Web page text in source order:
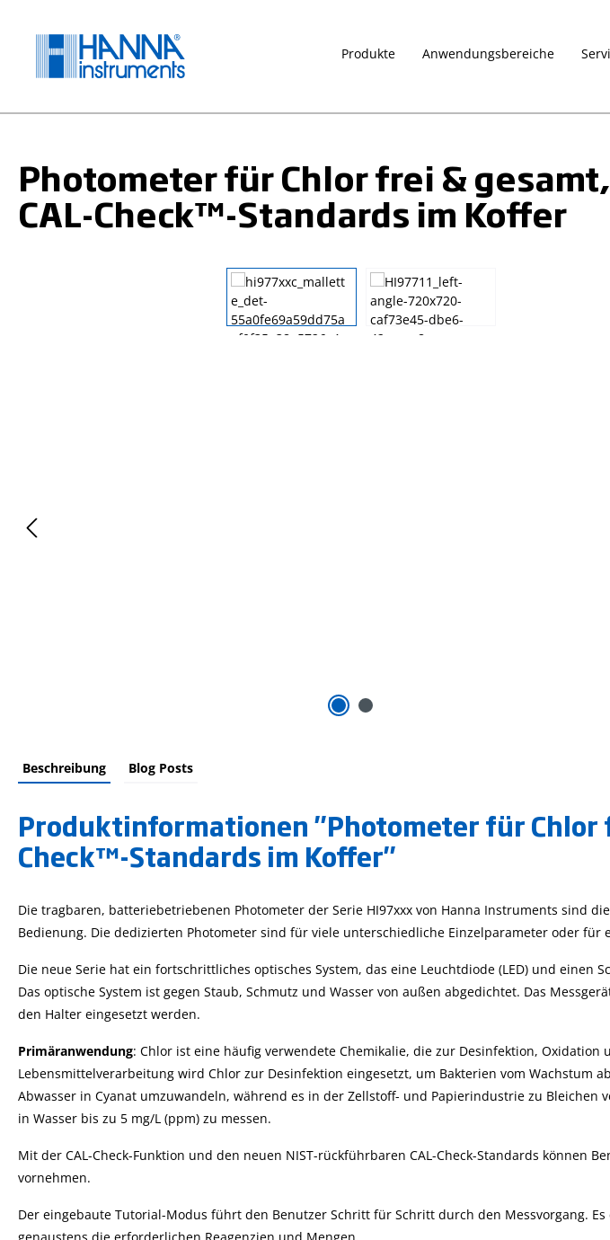
Produkte Anwendungsbereiche
Photometer für Chlor frei &
CAL-Check™-Standards im Koffer
Beschreibung Blog Posts
Produktinformationen "Photometer für Chlor
Check™-Standards im Koffer"
Die tragbaren, batteriebetriebenen Photometer der Serie HI97xxx von Hanna Instruments sind
Bedienung. Die dedizierten Photometer sind für viele unterschiedliche Einzelparameter oder für
Die neue Serie hat ein fortschrittliches optisches System, das eine Leuchtdiode (LED) und
Das optische System ist gegen Staub, Schmutz und Wasser von außen abgedichtet. Das
den Halter eingesetzt werden.
Primäranwendung: Chlor ist eine häufig verwendete Chemikalie, die zur Desinfektion,
Lebensmittelverarbeitung wird Chlor zur Desinfektion eingesetzt, um Bakterien vom
Abwasser in Cyanat umzuwandeln, während es in der Zellstoff- und Papierindustrie zu
in Wasser bis zu 5 mg/L (ppm) zu messen.
Mit der CAL-Check-Funktion und den neuen NIST-rückführbaren CAL-Check-Standards
vornehmen.
Der eingebaute Tutorial-Modus führt den Benutzer Schritt für Schritt durch den Messvorgang.
genaustens die erforderlichen Reagenzien und Mengen.